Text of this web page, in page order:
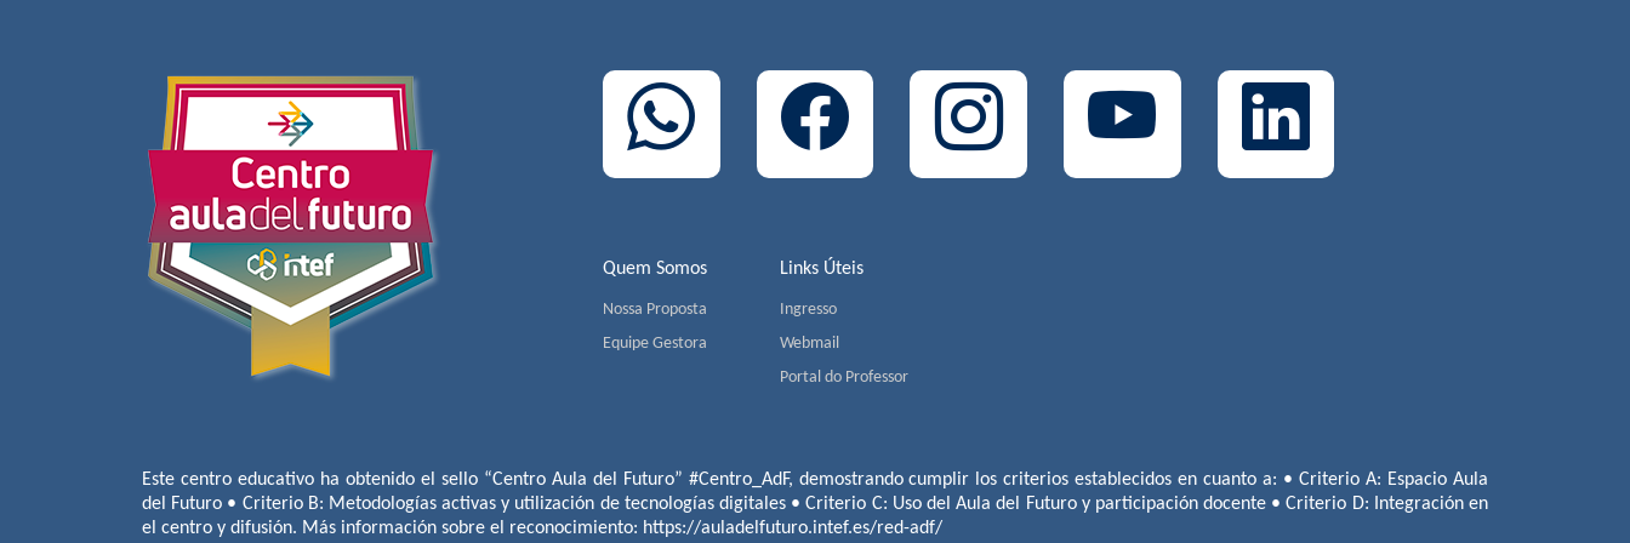
Quem Somos
Nossa Proposta
Equipe Gestora
Links Úteis
Ingresso
Webmail
Portal do Professor
Este centro educativo ha obtenido el sello “Centro Aula del Futuro” #Centro_AdF, demostrando cumplir los criterios establecidos en cuanto a: • Criterio A: Espacio Aula
del Futuro • Criterio B: Metodologías activas y utilización de tecnologías digitales • Criterio C: Uso del Aula del Futuro y participación docente • Criterio D: Integración en
el centro y difusión. Más información sobre el reconocimiento: https://auladelfuturo.intef.es/red-adf/